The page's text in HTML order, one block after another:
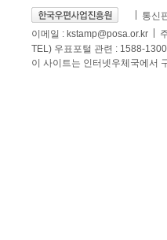
통신
이메일 : kstamp@posa.or.kr
TEL) 우표포털 관련 : 1588-1300
이 사이트는 인터넷우체국에서